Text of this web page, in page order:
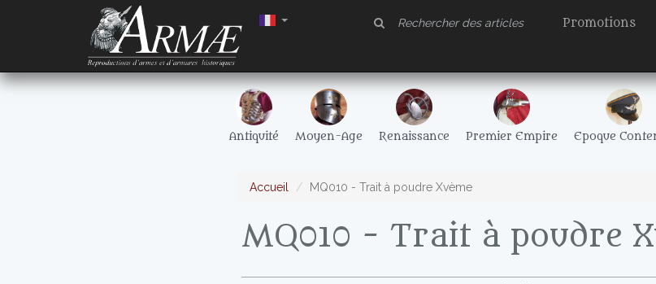
Promotions
Antiquité Moyen-Age Renaissance Premier Empire Epoque
Accueil MQ010 - Trait à poudre Xvème
MQ010 - Trait à poudre